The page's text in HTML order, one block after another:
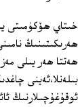
خىتاي ھۆكۈمىتى
ھەرىكىتىنىڭ
ھەتتا ھەر يىلى
بىلەنلا،ئەينى
ئوقۇغۇچىلارنىڭ